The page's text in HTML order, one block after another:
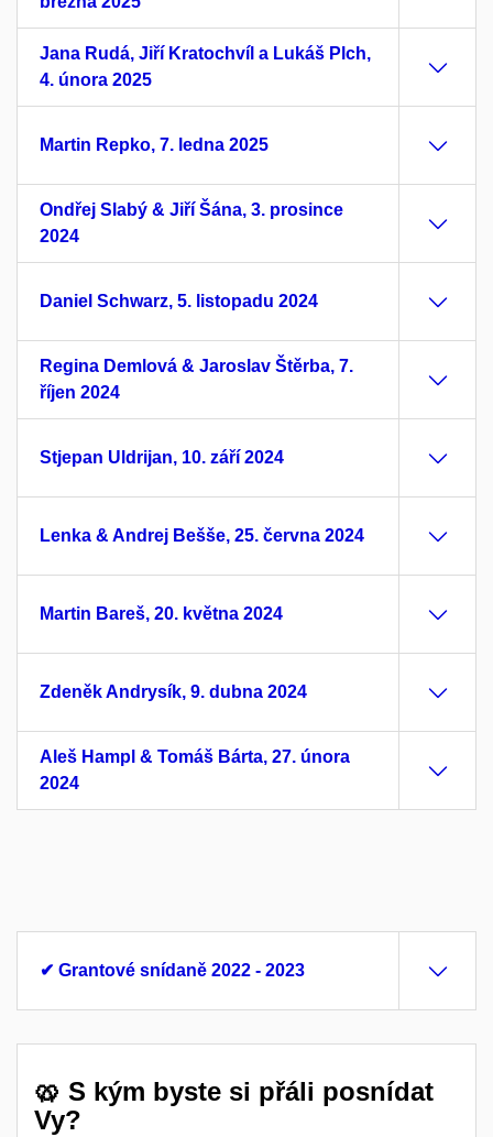
Jana Rudá, Jiří Kratochvíl a Lukáš Plch,
4. února 2025
Martin Repko, 7. ledna 2025
Ondřej Slabý & Jiří Šána, 3. prosince
2024
Daniel Schwarz, 5. listopadu 2024
Regina Demlová & Jaroslav Štěrba, 7.
říjen 2024
Stjepan Uldrijan, 10. září 2024
Lenka & Andrej Bešše, 25. června 2024
Martin Bareš, 20. května 2024
Zdeněk Andrysík, 9. dubna 2024
Aleš Hampl & Tomáš Bárta, 27. února
2024
✔ Grantové snídaně 2022 - 2023
🥨 S kým byste si přáli posnídat
Vy?